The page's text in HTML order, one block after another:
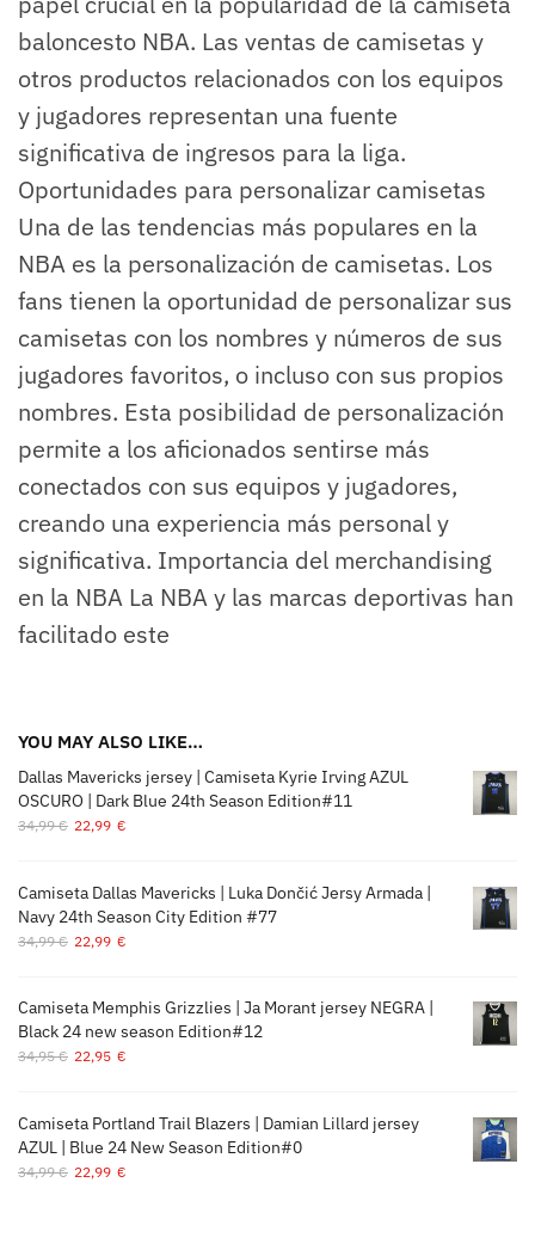
baloncesto NBA. Las ventas de camisetas y
otros productos relacionados con los equipos
y jugadores representan una fuente
significativa de ingresos para la liga.
Oportunidades para personalizar camisetas
Una de las tendencias más populares en la
NBA es la personalización de camisetas. Los
fans tienen la oportunidad de personalizar sus
camisetas con los nombres y números de sus
jugadores favoritos, o incluso con sus propios
nombres. Esta posibilidad de personalización
permite a los aficionados sentirse más
conectados con sus equipos y jugadores,
creando una experiencia más personal y
significativa. Importancia del merchandising
en la NBA La NBA y las marcas deportivas han
facilitado este
YOU MAY ALSO LIKE…
Dallas Mavericks jersey | Camiseta Kyrie Irving AZUL
OSCURO | Dark Blue 24th Season Edition#11
34,99€ 22,99 €
Camiseta Dallas Mavericks | Luka Dončić Jersy Armada |
Navy 24th Season City Edition #77
34,99€ 22,99 €
Camiseta Memphis Grizzlies | Ja Morant jersey NEGRA |
Black 24 new season Edition#12
34,95€ 22,95 €
Camiseta Portland Trail Blazers | Damian Lillard jersey
AZUL | Blue 24 New Season Edition#0
34,99€ 22,99 €